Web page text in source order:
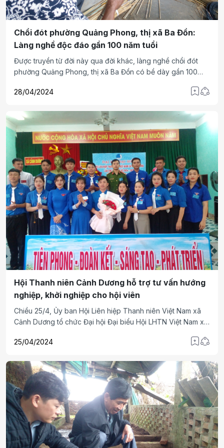
Chổi đót phường Quảng Phong, thị xã Ba Đồn:
Làng nghề độc đáo gần 100 năm tuổi
Được truyền từ đời này qua đời khác, làng nghề chổi đót
phường Quảng Phong, thị xã Ba Đồn có bề dày gần 100
đêm gìn giữ nét đẹp truyền thống.
28/04/2024
Hội Thanh niên Cảnh Dương hỗ trợ tư vấn hướng
nghiệp, khởi nghiệp cho hội viên
Chiều 25/4, Ủy ban Hội Liên hiệp Thanh niên Việt Nam xã
Cảnh Dương tổ chức Đại hội Đại biểu Hội LHTN Việt Nam xã
25/04/2024